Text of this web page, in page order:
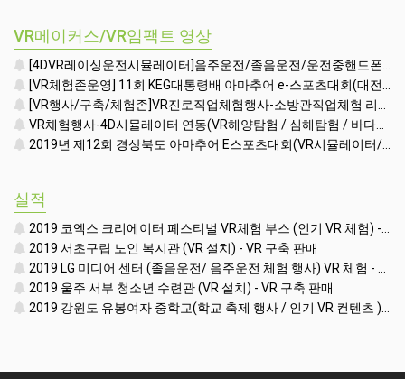
VR메이커스/VR임팩트 영상
[4DVR레이싱운전시뮬레이터]음주운전/졸음운전/운전중핸드폰사용 시연영상-VR장비렌탈행사체험존
[VR체험존운영] 11회 KEG대통령배 아마추어 e-스포츠대회(대전 한밭대학교 체육관)(KOREA e-SPORTS GAMES)(VR렌탈대여행사시뮬레이터)
[VR행사/구축/체험존]VR진로직업체험행사-소방관직업체험 리뷰영상(VR렌탈대여임대)
VR체험행사-4D시뮬레이터 연동(VR해양탐험 / 심해탐험 / 바다탐험 컨텐츠시연영상)(VR기기장비시뮬레이터장비게임기렌탈대여임대행사)
2019년 제12회 경상북도 아마추어 E스포츠대회(VR시뮬레이터/VR행사체험존진행)(VR기기렌탈대여임대행사체험존)
실적
2019 코엑스 크리에이터 페스티벌 VR체험 부스 (인기 VR 체험) - VR렌탈대여 행사
2019 서초구립 노인 복지관 (VR 설치) - VR 구축 판매
2019 LG 미디어 센터 (졸음운전/ 음주운전 체험 행사) VR 체험 - VR 렌탈대여 행사
2019 울주 서부 청소년 수련관 (VR 설치) - VR 구축 판매
2019 강원도 유봉여자 중학교(학교 축제 행사 / 인기 VR 컨텐츠 ) - VR렌탈대여 행사